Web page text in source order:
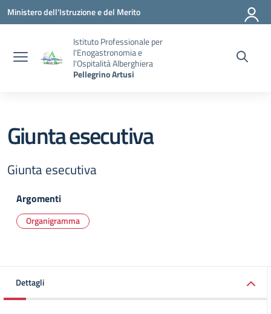
Vai ai contenuti
Vai al menu di navigazione
Vai al footer
Ministero dell'Istruzione e del Merito
Istituto Professionale per
l'Enogastronomia e
l'Ospitalità Alberghiera
Pellegrino Artusi
Giunta esecutiva
Giunta esecutiva
Argomenti
Organigramma
Dettagli